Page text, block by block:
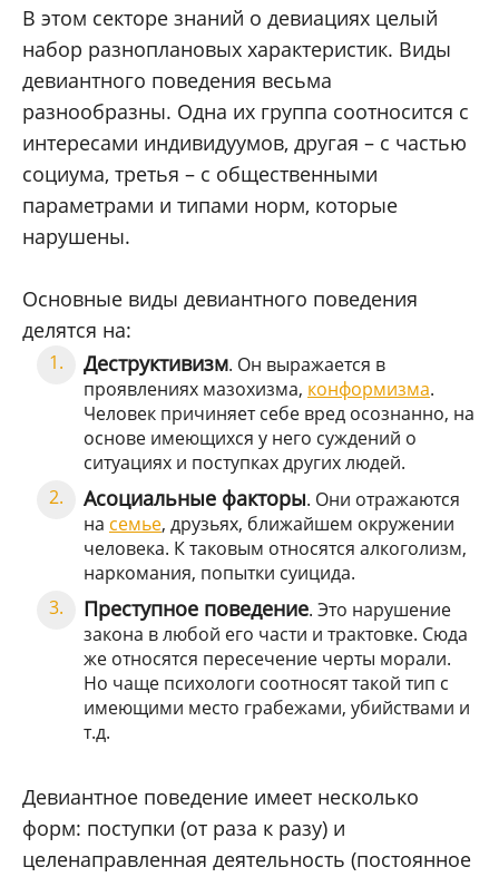
В этом секторе знаний о девиациях целый
набор разноплановых характеристик. Виды
девиантного поведения весьма
разнообразны. Одна их группа соотносится с
интересами индивидуумов, другая – с частью
социума, третья – с общественными
параметрами и типами норм, которые
нарушены.
Основные виды девиантного поведения
делятся на:
Деструктивизм. Он выражается в
проявлениях мазохизма, конформизма.
Человек причиняет себе вред осознанно, на
основе имеющихся у него суждений о
ситуациях и поступках других людей.
Асоциальные факторы. Они отражаются
на семье, друзьях, ближайшем окружении
человека. К таковым относятся алкоголизм,
наркомания, попытки суицида.
Преступное поведение. Это нарушение
закона в любой его части и трактовке. Сюда
же относятся пересечение черты морали.
Но чаще психологи соотносят такой тип с
имеющими место грабежами, убийствами и
т.д.
Девиантное поведение имеет несколько
форм: поступки (от раза к разу) и
целенаправленная деятельность (постоянное